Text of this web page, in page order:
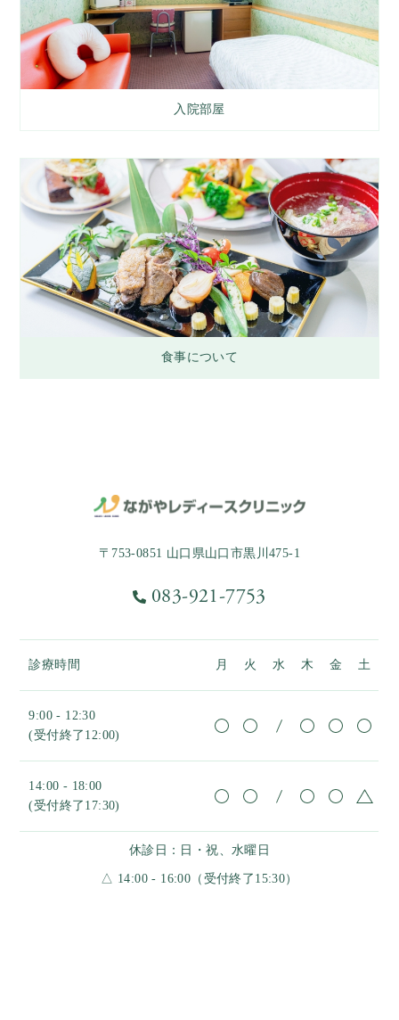
入院部屋
食事について
〒753-0851 山口県山口市黒川475-1
083-921-7753
診療時間 月 火 水 木 金 土
9:00 - 12:30
(受付終了12:00)
14:00 - 18:00
(受付終了17:30)
休診日：日・祝、水曜日
△ 14:00 - 16:00（受付終了15:30）